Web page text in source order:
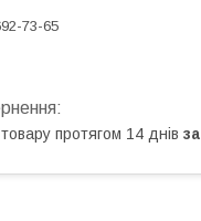
73-65
протягом 14 днів